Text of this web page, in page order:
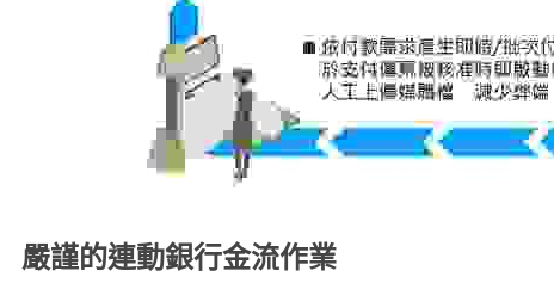
嚴謹的連動銀行金流作業